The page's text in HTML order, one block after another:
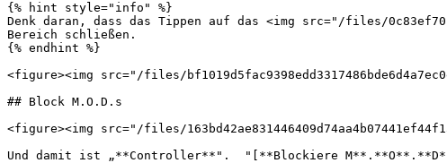
{% hint style="info" %}
Denk daran, dass das Tippen auf das <img src="/files/
Bereich schließen.
{% endhint %}
<figure><img src="/files/
## Block M.O.D.s
<figure><img src="/files/
Und damit ist „**Controller**".  "[**Blockiere